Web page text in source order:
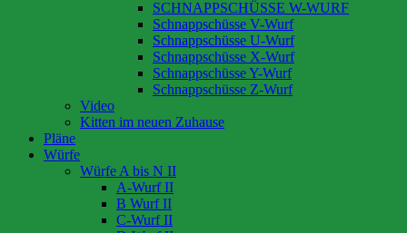
SCHNAPPSCHÜSSE W-WURF
Schnappschüsse V-Wurf
Schnappschüsse U-Wurf
Schnappschüsse X-Wurf
Schnappschüsse Y-Wurf
Schnappschüsse Z-Wurf
Video
Kitten im neuen Zuhause
Pläne
Würfe
Würfe A bis N II
A-Wurf II
B Wurf II
C-Wurf II